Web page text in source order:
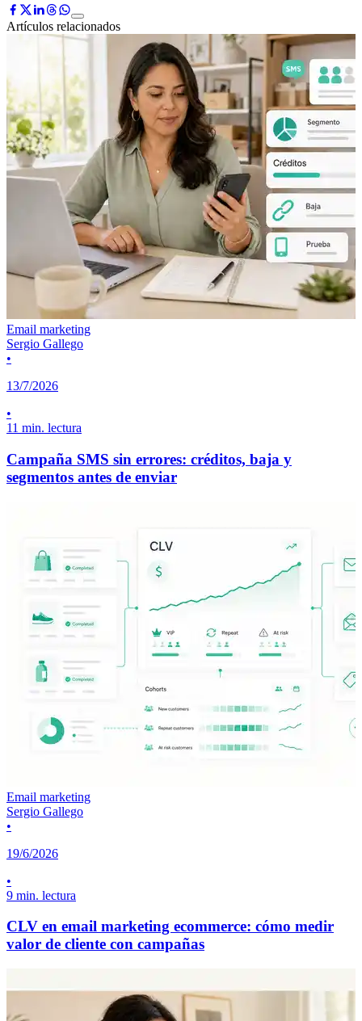
Artículos relacionados
Email marketing
Sergio Gallego
•
13/7/2026
•
11 min. lectura
Campaña SMS sin errores: créditos, baja y
segmentos antes de enviar
Email marketing
Sergio Gallego
•
19/6/2026
•
9 min. lectura
CLV en email marketing ecommerce: cómo medir
valor de cliente con campañas